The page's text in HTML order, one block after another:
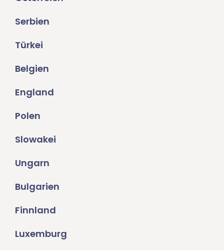
Serbien
Türkei
Belgien
England
Polen
Slowakei
Ungarn
Bulgarien
Finnland
Luxemburg